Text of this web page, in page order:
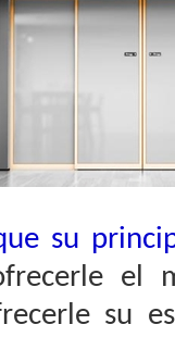
su
el
su